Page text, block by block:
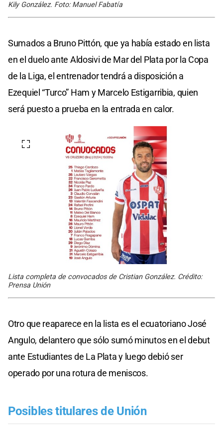
Kily González. Foto: Manuel Fabatía
Sumados a Bruno Pittón, que ya había estado en lista
en el duelo ante Aldosivi de Mar del Plata por la Copa
de la Liga, el entrenador tendrá a disposición a
Ezequiel “Turco” Ham y Marcelo Estigarribia, quien
será puesto a prueba en la entrada en calor.
Lista completa de convocados de Cristian González. Crédito:
Prensa Unión
Otro que reaparece en la lista es el ecuatoriano José
Angulo, delantero que sólo sumó minutos en el debut
ante Estudiantes de La Plata y luego debió ser
operado por una rotura de meniscos.
Posibles titulares de Unión